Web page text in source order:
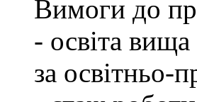
Вимоги до
- освіта
за освітньо-